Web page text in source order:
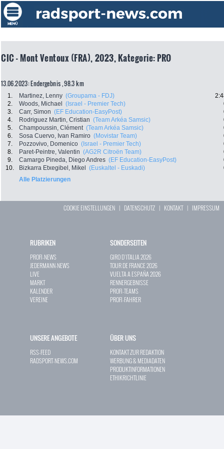
CIC - Mont Ventoux (FRA), 2023, Kategorie: PRO
13.06.2023: Endergebnis , 98.3 km
1. Martinez, Lenny (Groupama - FDJ)
2.
Woods, Michael (Israel - Premier Tech)
3.
Carr, Simon (EF Education-EasyPost)
4.
Rodriguez Martin, Cristian (Team Arkéa Samsic)
5.
Champoussin, Clément (Team Arkéa Samsic)
6.
Sosa Cuervo, Ivan Ramiro (Movistar Team)
7.
Pozzovivo, Domenico (Israel - Premier Tech)
8.
Paret-Peintre, Valentin (AG2R Citroën Team)
9.
Camargo Pineda, Diego Andres (EF Education-EasyPost)
10.
Bizkarra Etxegibel, Mikel (Euskaltel - Euskadi)
Alle Platzierungen
COOKIE EINSTELLUNGEN | DATENSCHUTZ | KONTAKT| IMPRESSUM
RUBRIKEN
PROFI-NEWS
JEDERMANN-NEWS
LIVE
MARKT
KALENDER
VEREINE
SONDERSEITEN
GIRO D`ITALIA 2026
TOUR DE FRANCE 2026
VUELTA A ESPAÑA 2026
RENNERGEBNISSE
PROFI-TEAMS
PROFI-FAHRER
UNSERE ANGEBOTE
RSS-FEED
RADSPORT-NEWS.COM
ÜBER UNS
KONTAKT ZUR REDAKTION
WERBUNG & MEDIADATEN
PRODUKTINFORMATIONEN
ETHIKRICHTLINIE